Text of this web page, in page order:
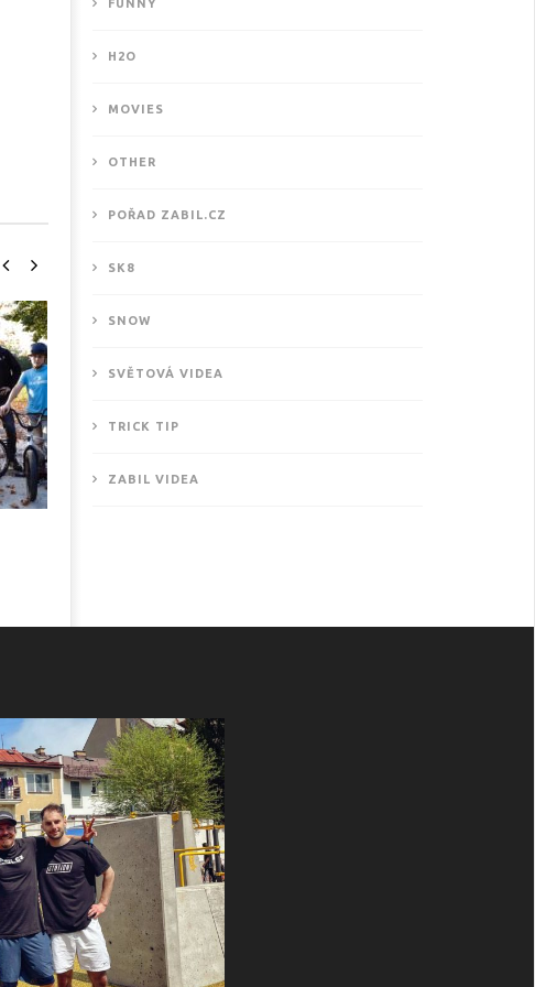
Nové motivační video od
#THISISKURVALIFE
10.12.2017
FUNNY
H2O
MOVIES
OTHER
POŘAD ZABIL.CZ
SK8
SNOW
SVĚTOVÁ VIDEA
TRICK TIP
ZABIL VIDEA